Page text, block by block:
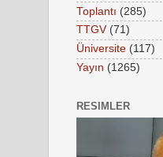
Toplantı (285)
TTGV (71)
Üniversite (117)
Yayın (1265)
RESIMLER